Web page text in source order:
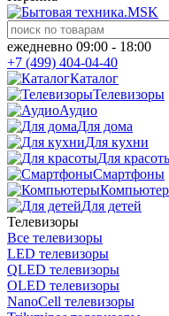
ежедневно 09:00 - 18:00
+7 (499) 404-04-40
Каталог
Телевизоры
Аудио
Для дома
Для кухни
Для
Смартфоны
Для детей
Телевизоры
Все телевизоры
LED телевизоры
QLED телевизоры
OLED телевизоры
NanoCell телевизоры